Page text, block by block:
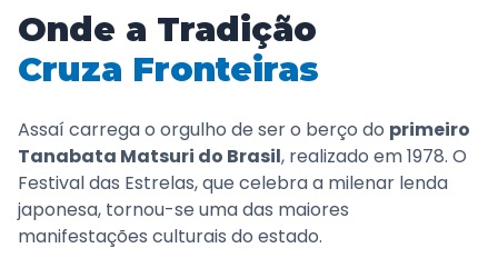
Onde a Tradição
Cruza Fronteiras
Assaí carrega o orgulho de ser o berço do primeiro
Tanabata Matsuri do Brasil, realizado em 1978. O
Festival das Estrelas, que celebra a milenar lenda
japonesa, tornou-se uma das maiores
manifestações culturais do estado.